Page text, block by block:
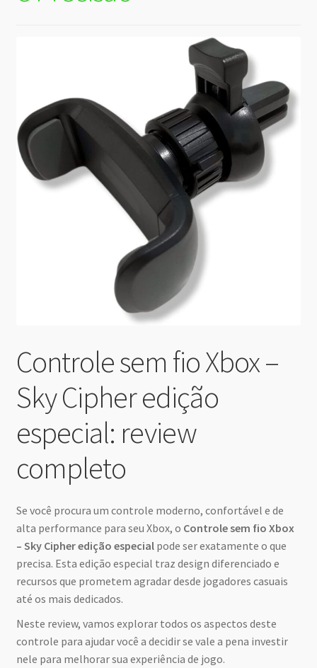
Controle sem fio Xbox –
Sky Cipher edição
especial: review
completo
Se você procura um controle moderno, confortável e de
alta performance para seu Xbox, o Controle sem fio Xbox
– Sky Cipher edição especialpode ser exatamente o que
precisa. Esta edição especial traz design diferenciado e
recursos que prometem agradar desde jogadores casuais
até os mais dedicados.
Neste review, vamos explorar todos os aspectos deste
controle para ajudar você a decidir se vale a pena investir
nele para melhorar sua experiência de jogo.